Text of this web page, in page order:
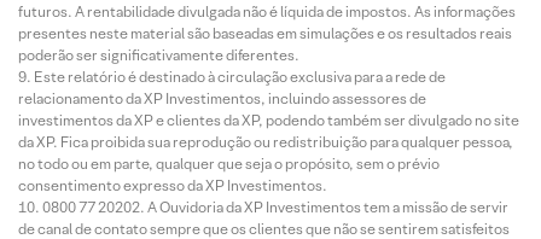
futuros. A rentabilidade divulgada não é líquida de impostos. As informações
presentes neste material são baseadas em simulações e os resultados reais
poderão ser significativamente diferentes.
Este relatório é destinado à circulação exclusiva para a rede de
relacionamento da XP Investimentos, incluindo assessores de
investimentos da XP e clientes da XP, podendo também ser divulgado no site
da XP. Fica proibida sua reprodução ou redistribuição para qualquer pessoa,
no todo ou em parte, qualquer que seja o propósito, sem o prévio
consentimento expresso da XP Investimentos.
0800 77 20202. A Ouvidoria da XP Investimentos tem a missão de servir
de canal de contato sempre que os clientes que não se sentirem satisfeitos